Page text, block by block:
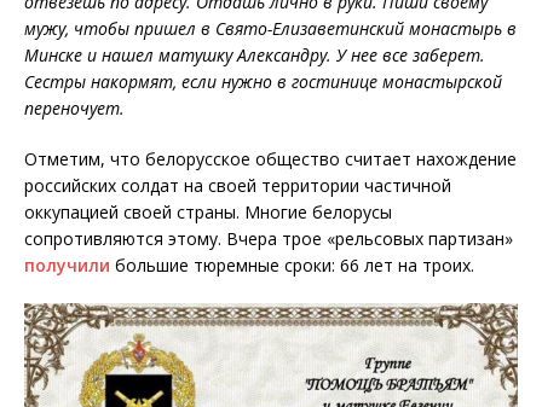
мужу, чтобы пришел в Свято-Елизаветинский монастырь в
Минске и нашел матушку Александру. У нее все заберет.
Сестры накормят, если нужно в гостинице монастырской
переночует.
Отметим, что белорусское общество считает нахождение
российских солдат на своей территории частичной
оккупацией своей страны. Многие белорусы
сопротивляются этому. Вчера трое «рельсовых партизан»
получили большие тюремные сроки: 66 лет на троих.